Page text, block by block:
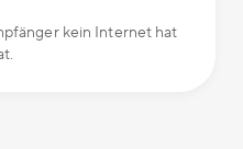
kein Internet hat